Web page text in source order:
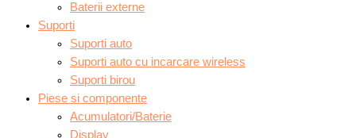
Baterii externe
Suporti
Suporti auto
Suporti auto cu incarcare wireless
Suporti birou
Piese si componente
Acumulatori/Baterie
Display